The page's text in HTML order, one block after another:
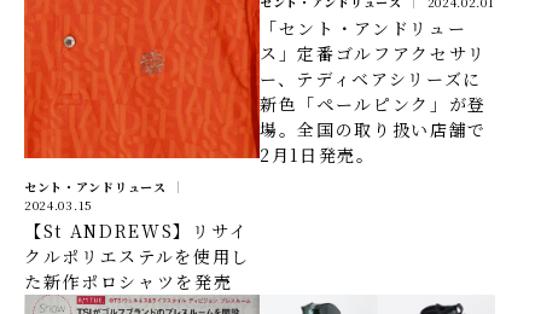
セント・アンドリュース
2024.03.15
【St ANDREWS】リサイ
クルポリエステルを使用し
た新作ポロシャツを発売
「セント・アンドリュー
ス」定番ゴルフアクセサリ
ー、テディベアシリーズに
新色「ペールピンク」が登
場。全国の取り扱い店舗で
2月1日発売。